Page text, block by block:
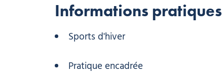
Informations pratiques
Sports d'hiver
Pratique encadrée